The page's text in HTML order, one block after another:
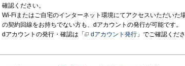
確認ください。
Wi-Fiまたはご自宅のインターネット環境にてアクセスいただい
の契約回線をお持ちでない方も、dアカウントの発行が可能です。
dアカウントの発行・確認は「
dアカウント発行 」でご確認くださ